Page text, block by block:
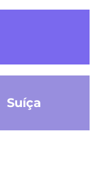
Suíça